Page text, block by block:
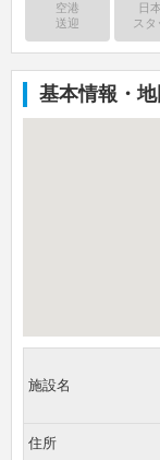
空港
送迎
日
スタ
基本情報・
施設名
住所